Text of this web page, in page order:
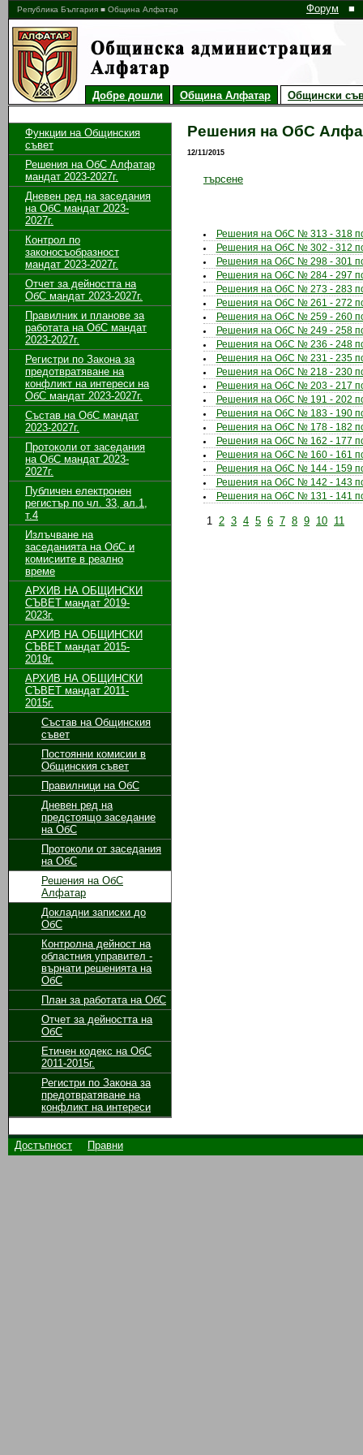
Република България ■ Община Алфатар Форум ■
Добре дошли Община Алфатар Общински
Функции на Общинския
съвет
Решения на ОбС Алфатар
мандат 2023-2027г.
Дневен ред на заседания
на ОбС мандат 2023-
2027г.
Контрол по
законосъобразност
мандат 2023-2027г.
Отчет за дейността на
ОбС мандат 2023-2027г.
Правилник и планове за
работата на ОбС мандат
2023-2027г.
Регистри по Закона за
предотвратяване на
конфликт на интереси на
ОбС мандат 2023-2027г.
Състав на ОбС мандат
2023-2027г.
Протоколи от заседания
на ОбС мандат 2023-
2027г.
Публичен електронен
регистър по чл. 33, ал.1,
т.4
Излъчване на
заседанията на ОбС и
комисиите в реално
време
АРХИВ НА ОБЩИНСКИ
СЪВЕТ мандат 2019-
2023г.
АРХИВ НА ОБЩИНСКИ
СЪВЕТ мандат 2015-
2019г.
АРХИВ НА ОБЩИНСКИ
СЪВЕТ мандат 2011-
2015г.
Състав на Общинския
съвет
Постоянни комисии в
Общинския съвет
Правилници на ОбС
Дневен ред на
предстоящо заседание
на ОбС
Протоколи от заседания
на ОбС
Решения на ОбС
Алфатар
Докладни записки до
ОбС
Контролна дейност на
областния управител -
върнати решенията на
ОбС
План за работата на ОбС
Отчет за дейността на
ОбС
Етичен кодекс на ОбС
2011-2015г.
Регистри по Закона за
предотвратяване на
конфликт на интереси
Решения на ОбС
12/11/2015
търсене
Решения на ОбС № 313 - 318
Решения на ОбС № 302 - 312
Решения на ОбС № 298 - 301
Решения на ОбС № 284 - 297
Решения на ОбС № 273 - 283
Решения на ОбС № 261 - 272
Решения на ОбС № 259 - 260
Решения на ОбС № 249 - 258
Решения на ОбС № 236 - 248
Решения на ОбС № 231 - 235
Решения на ОбС № 218 - 230
Решения на ОбС № 203 - 217
Решения на ОбС № 191 - 202
Решения на ОбС № 183 - 190
Решения на ОбС № 178 - 182
Решения на ОбС № 162 - 177
Решения на ОбС № 160 - 161
Решения на ОбС № 144 - 159
Решения на ОбС № 142 - 143
Решения на ОбС № 131 - 141
1 2 3 4 5 6 7 8 9 10 11
Достъпност Правни